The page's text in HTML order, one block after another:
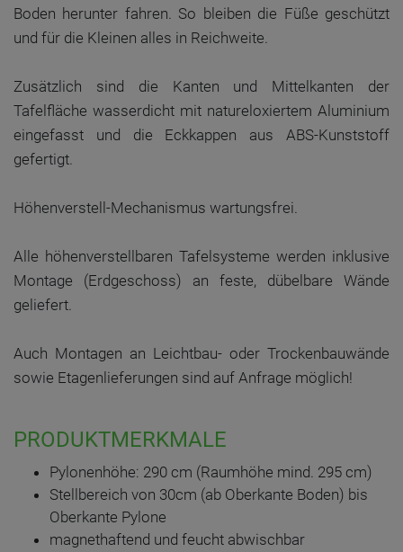
Boden herunter fahren. So bleiben die Füße geschützt
und für die Kleinen alles in Reichweite.
Zusätzlich sind die Kanten und Mittelkanten der
Tafelfläche wasserdicht mit natureloxiertem Aluminium
eingefasst und die Eckkappen aus ABS-Kunststoff
gefertigt.
Höhenverstell-Mechanismus wartungsfrei.
Alle höhenverstellbaren Tafelsysteme werden inklusive
Montage (Erdgeschoss) an feste, dübelbare Wände
geliefert.
Auch Montagen an Leichtbau- oder Trockenbauwände
sowie Etagenlieferungen sind auf Anfrage möglich!
PRODUKTMERKMALE
Pylonenhöhe: 290 cm (Raumhöhe mind. 295 cm)
Stellbereich von 30cm (ab Oberkante Boden) bis
Oberkante Pylone
magnethaftend und feucht abwischbar